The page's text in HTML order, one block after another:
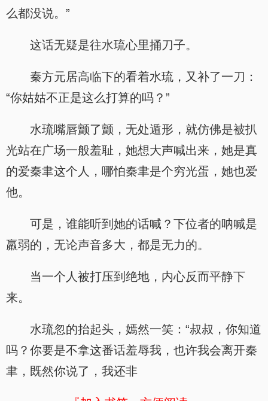
么都没说。”
这话无疑是往水琉心里捅刀子。
秦方元居高临下的看着水琉，又补了一刀：
“你姑姑不正是这么打算的吗？”
水琉嘴唇颤了颤，无处遁形，就仿佛是被扒
光站在广场一般羞耻，她想大声喊出来，她是真
的爱秦聿这个人，哪怕秦聿是个穷光蛋，她也爱
他。
可是，谁能听到她的话喊？下位者的呐喊是
羸弱的，无论声音多大，都是无力的。
当一个人被打压到绝地，内心反而平静下
来。
水琉忽的抬起头，嫣然一笑：“叔叔，你知道
吗？你要是不拿这番话羞辱我，也许我会离开秦
聿，既然你说了，我还非